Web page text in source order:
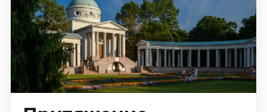
Театр
Август 2026
Сентябрь 2026
Октябрь 2026
Ноябрь 2026